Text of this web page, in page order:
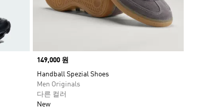
Price
149,000 원
Handball Spezial Shoes
Men Originals
다른 컬러
New